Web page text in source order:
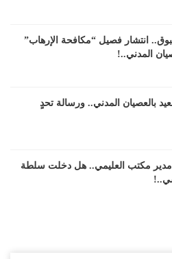
انتشار فصيل “مكافحة الإرهاب”
المدني..!
بالعصيان المدني.. ورسالة تحدٍ
مدير مكتب العليمي.. هل دخلت سلطة
قبلية مع فصائل سعودية